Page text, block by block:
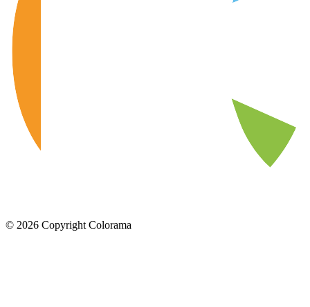
© 2026 Copyright Colorama